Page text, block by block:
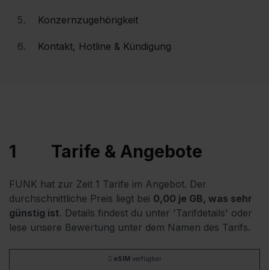
Konzernzugehörigkeit
Kontakt, Hotline & Kündigung
1 Tarife & Angebote
FUNK hat zur Zeit 1 Tarife im Angebot. Der
durchschnittliche Preis liegt bei 0,00 je GB, was sehr
günstig ist. Details findest du unter 'Tarifdetails' oder
lese unsere Bewertung unter dem Namen des Tarifs.
eSIMverfügbar